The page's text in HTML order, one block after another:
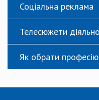
Соціальна реклама
Телесюжети
Як обрати